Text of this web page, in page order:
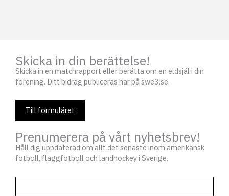
Skicka in din berättelse!
Skicka in en matchrapport eller berätta om en eldsjäl i din
förening. Ditt bidrag publiceras här på swe3.se.
Till formuläret
Prenumerera på vårt nyhetsbrev!
Håll dig uppdaterad om allt det senaste inom amerikansk
fotboll, flaggfotboll och landhockey i Sverige.